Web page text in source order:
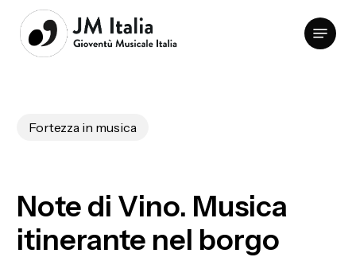
Skip
main
Menu
Fortezza in musica
Note di Vino. Musica
itinerante nel borgo
Close